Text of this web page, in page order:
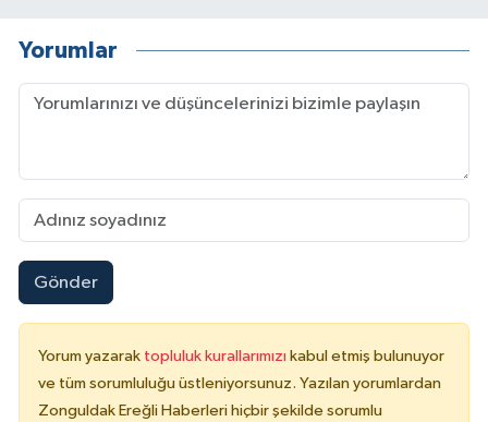
Yorumlar
Gönder
Yorum yazarak topluluk kurallarımızı kabul etmiş bulunuyor
ve tüm sorumluluğu üstleniyorsunuz. Yazılan yorumlardan
Zonguldak Ereğli Haberleri hiçbir şekilde sorumlu